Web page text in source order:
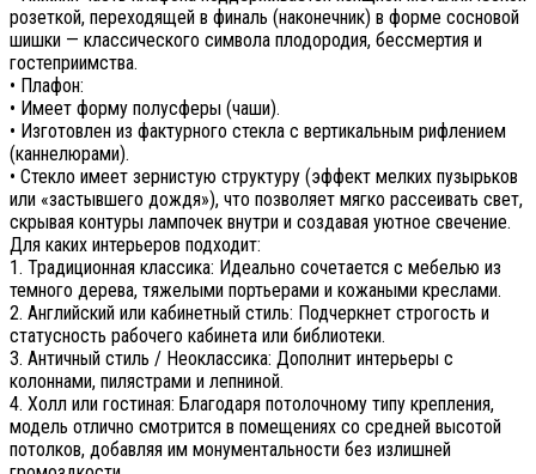
розеткой, переходящей в финаль (наконечник) в форме сосновой
шишки — классического символа плодородия, бессмертия и
гостеприимства.
• Плафон:
• Имеет форму полусферы (чаши).
• Изготовлен из фактурного стекла с вертикальным рифлением
(каннелюрами).
• Стекло имеет зернистую структуру (эффект мелких пузырьков
или «застывшего дождя»), что позволяет мягко рассеивать свет,
скрывая контуры лампочек внутри и создавая уютное свечение.
Для каких интерьеров подходит:
1. Традиционная классика: Идеально сочетается с мебелью из
темного дерева, тяжелыми портьерами и кожаными креслами.
2. Английский или кабинетный стиль: Подчеркнет строгость и
статусность рабочего кабинета или библиотеки.
3. Античный стиль / Неоклассика: Дополнит интерьеры с
колоннами, пилястрами и лепниной.
4. Холл или гостиная: Благодаря потолочному типу крепления,
модель отлично смотрится в помещениях со средней высотой
потолков, добавляя им монументальности без излишней